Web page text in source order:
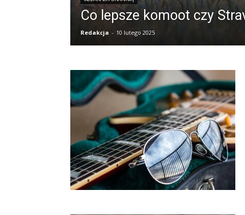
Co lepsze komoot czy
Redakcja - 10 lutego 2025